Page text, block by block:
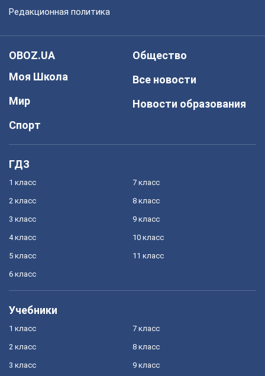
Редакционная политика
OBOZ.UA
Моя Школа
Мир
Спорт
Общество
Все новости
Новости образования
ГДЗ
1 класс
2 класс
3 класс
4 класс
5 класс
6 класс
7 класс
8 класс
9 класс
10 класс
11 класс
Учебники
1 класс
2 класс
3 класс
7 класс
8 класс
9 класс